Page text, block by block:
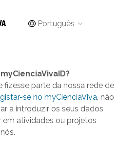
Português
fizesse parte da nossa rede de
se no myCienciaViva, não
a introduzir os seus dados
em atividades ou projetos